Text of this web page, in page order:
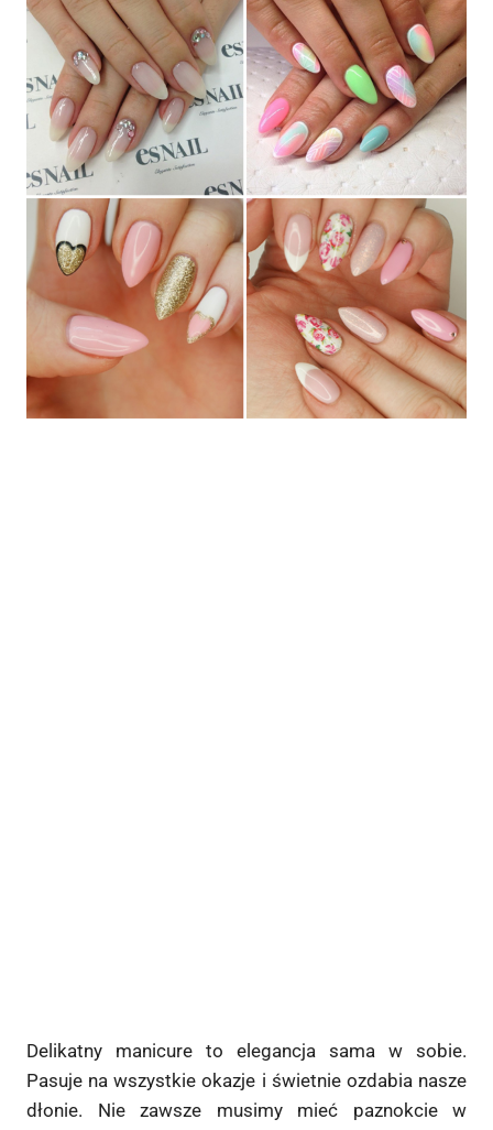
Delikatny manicure to elegancja sama w sobie.
Pasuje na wszystkie okazje i świetnie ozdabia nasze
dłonie. Nie zawsze musimy mieć paznokcie w